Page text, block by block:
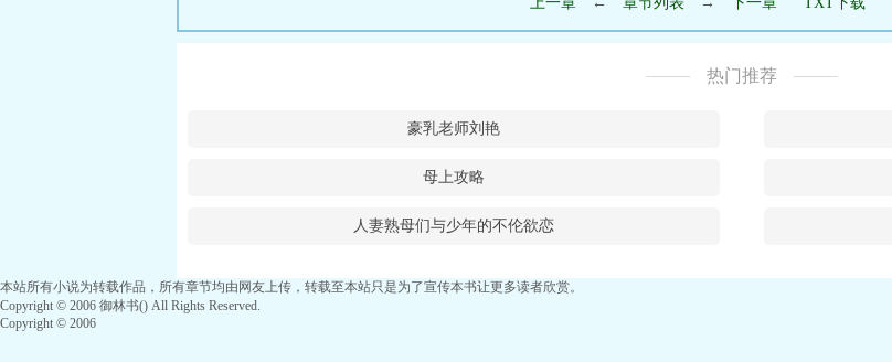
热门推荐
豪乳老师刘艳
母上攻略
人妻熟母们与少年的不伦欲恋
本站所有小说为转载作品，所有章节均由网友上传，转载至本站只是为了宣传本书让更多读者欣赏。
Copyright © 2006 御林书() All Rights Reserved.
Copyright © 2006